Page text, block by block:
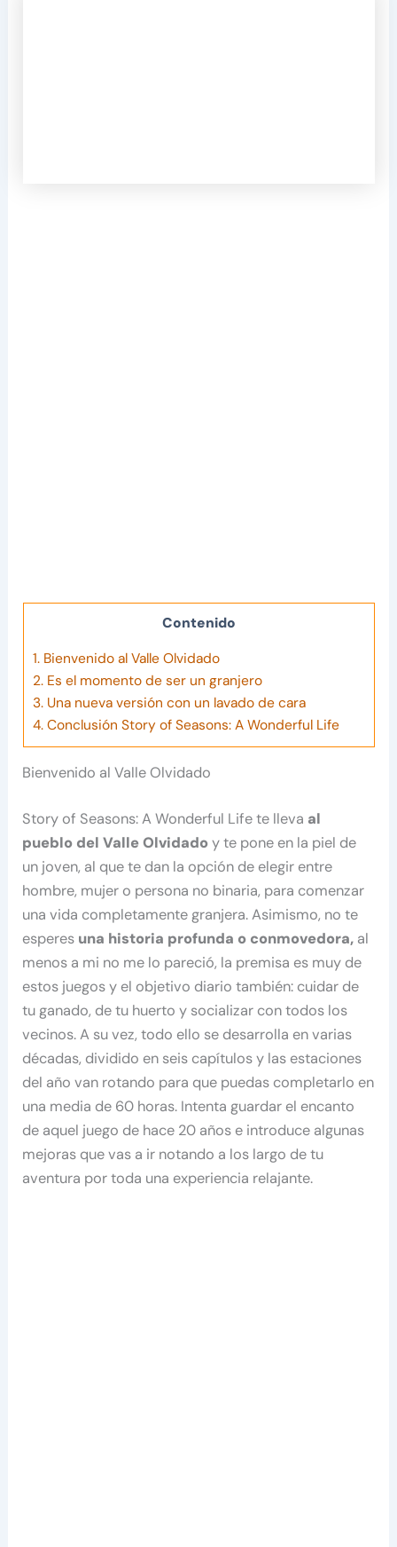
Contenido
1.Bienvenido al Valle Olvidado
2.Es el momento de ser un granjero
3.Una nueva versión con un lavado de cara
4.Conclusión Story of Seasons: A Wonderful Life
Bienvenido al Valle Olvidado
Story of Seasons: A Wonderful Life te lleva al
pueblo del Valle Olvidadoy te pone en la piel de
un joven, al que te dan la opción de elegir entre
hombre, mujer o persona no binaria, para comenzar
una vida completamente granjera. Asimismo, no te
esperes una historia profunda o conmovedora, al
menos a mi no me lo pareció, la premisa es muy de
estos juegos y el objetivo diario también: cuidar de
tu ganado, de tu huerto y socializar con todos los
vecinos. A su vez, todo ello se desarrolla en varias
décadas, dividido en seis capítulos y las estaciones
del año van rotando para que puedas completarlo en
una media de 60 horas. Intenta guardar el encanto
de aquel juego de hace 20 años e introduce algunas
mejoras que vas a ir notando a los largo de tu
aventura por toda una experiencia relajante.